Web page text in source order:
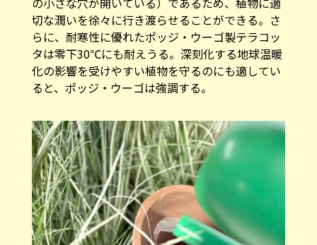
切な潤いを徐々に行き渡らせることができる。さ
らに、耐寒性に優れたポッジ・ウーゴ製テラコッ
タは零下30℃にも耐えうる。深刻化する地球温暖
化の影響を受けやすい植物を守るのにも適してい
ると、ポッジ・ウーゴは強調する。